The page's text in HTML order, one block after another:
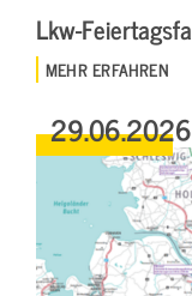
Lkw-
MEHR ERFAHREN
29.06.2026